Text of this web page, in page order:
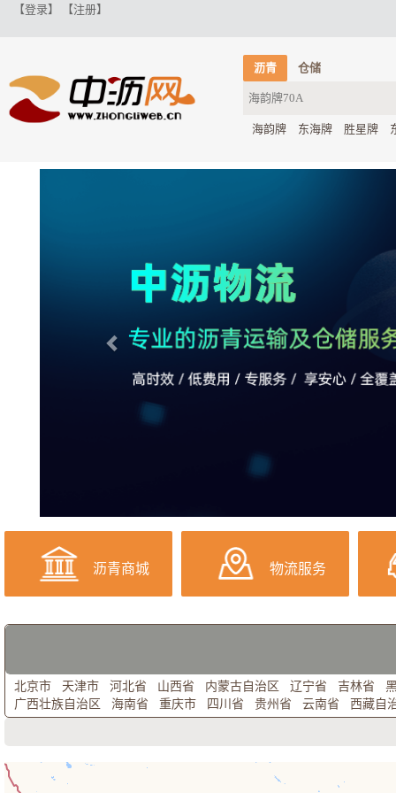
【登录】 【注册】
沥青 仓储
海韵牌 东海牌 胜星牌
沥青商城 物流服务
北京市 天津市 河北省 山西省 内蒙古自治区 辽宁省 吉林省
广西壮族自治区
海南省 重庆市 四川省 贵州省 云南省 西藏自